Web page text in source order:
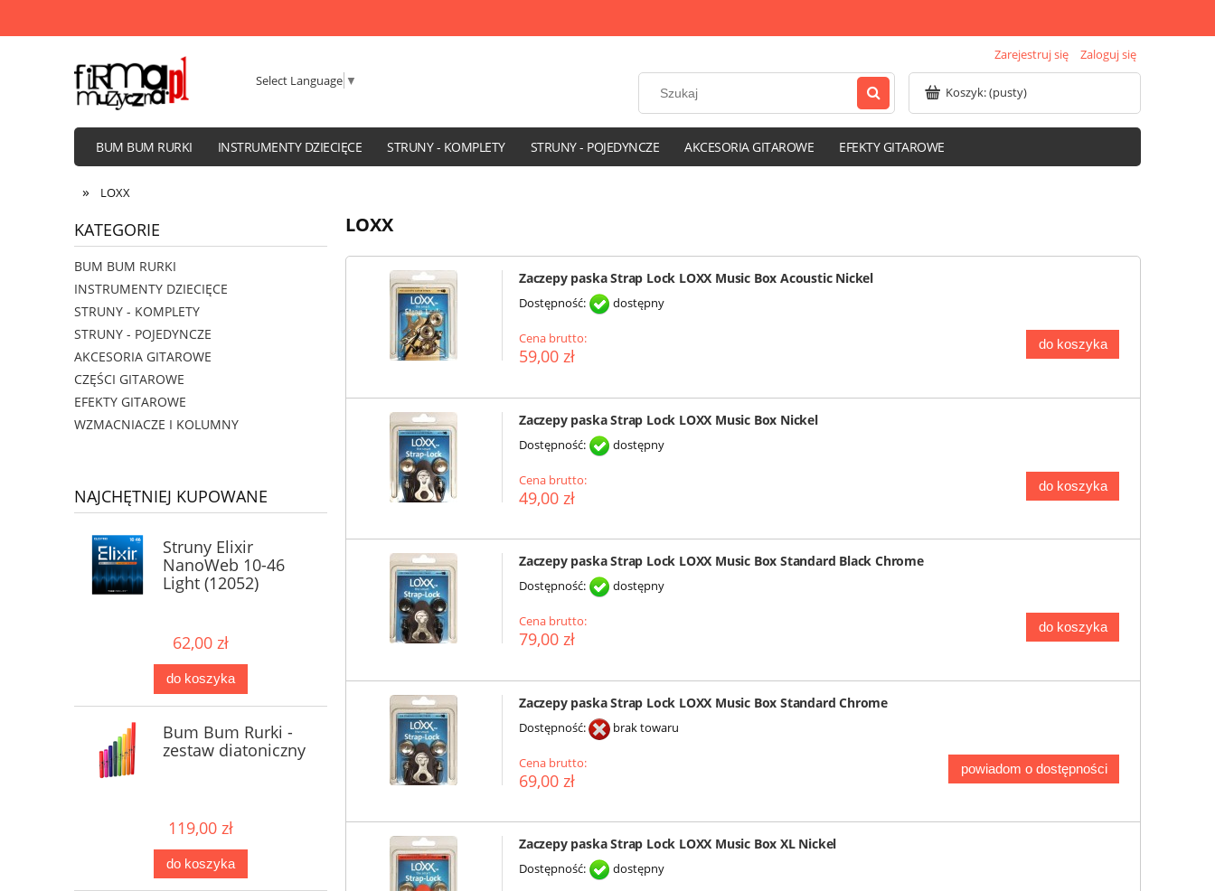
Zarejestruj się Zaloguj się
Koszyk:(pusty)
BUM BUM RURKI INSTRUMENTY DZIECIĘCE STRUNY - KOMPLETY STRUNY - POJEDYNCZE AKCESORIA GITAROWE EFEKTY GITAROWE
WZMACNIACZE I KOLUMNY
» LOXX
Select Language ▼
KATEGORIE
BUM BUM RURKI
INSTRUMENTY DZIECIĘCE
STRUNY - KOMPLETY
STRUNY - POJEDYNCZE
AKCESORIA GITAROWE
CZĘŚCI GITAROWE
EFEKTY GITAROWE
WZMACNIACZE I KOLUMNY
NAJCHĘTNIEJ KUPOWANE
Struny Elixir
NanoWeb 10-46
Light (12052)
62,00 zł
do koszyka
Bum Bum Rurki -
zestaw diatoniczny
119,00 zł
do koszyka
LOXX
Zaczepy paska Strap Lock LOXX Music Box Acoustic Nickel
Dostępność: dostępny
Cena brutto:
59,00 zł
do koszyka
Zaczepy paska Strap Lock LOXX Music Box Nickel
Dostępność: dostępny
Cena brutto:
49,00 zł
do koszyka
Zaczepy paska Strap Lock LOXX Music Box Standard Black Chrome
Dostępność: dostępny
Cena brutto:
79,00 zł
do koszyka
Zaczepy paska Strap Lock LOXX Music Box Standard Chrome
Dostępność: brak towaru
Cena brutto:
69,00 zł
powiadom o dostępności
Zaczepy paska Strap Lock LOXX Music Box XL Nickel
Dostępność: dostępny